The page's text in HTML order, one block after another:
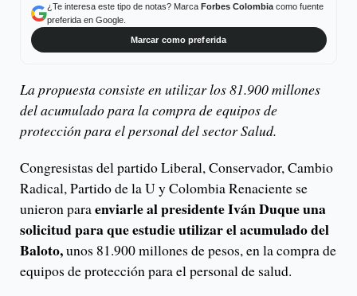
¿Te interesa este tipo de notas? Marca Forbes Colombiacomo fuente
preferida en Google.
Marcar como preferida
La propuesta consiste en utilizar los 81.900 millones
del acumulado para la compra de equipos de
protección para el personal del sector Salud.
Congresistas del partido Liberal, Conservador, Cambio
Radical, Partido de la U y Colombia Renaciente se
unieron paraenviarle al presidente Iván Duque una
solicitud para que estudie utilizar el acumulado del
Baloto,unos 81.900 millones de pesos, en la compra de
equipos de protección para el personal de salud.